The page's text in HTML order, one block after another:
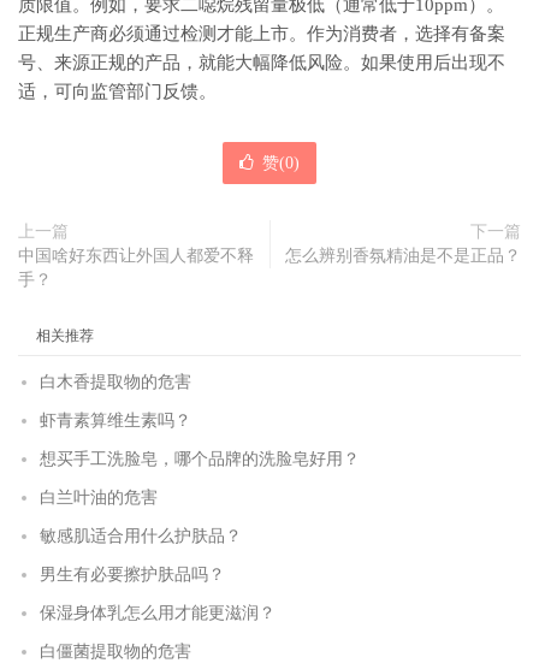
质限值。例如，要求二噁烷残留量极低（通常低于10ppm）。
正规生产商必须通过检测才能上市。作为消费者，选择有备案
号、来源正规的产品，就能大幅降低风险。如果使用后出现不
适，可向监管部门反馈。
赞(0)
上一篇
中国啥好东西让外国人都爱不释
手？
下一篇
怎么辨别香氛精油是不是正品？
相关推荐
白木香提取物的危害
虾青素算维生素吗？
想买手工洗脸皂，哪个品牌的洗脸皂好用？
白兰叶油的危害
敏感肌适合用什么护肤品？
男生有必要擦护肤品吗？
保湿身体乳怎么用才能更滋润？
白僵菌提取物的危害